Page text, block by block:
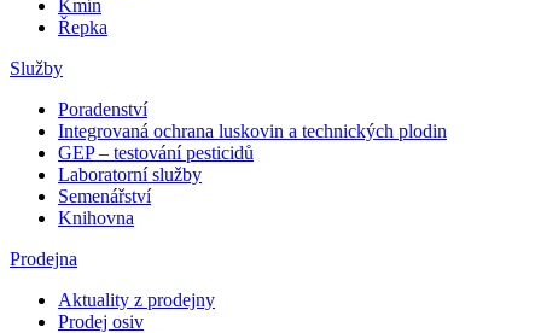
Kmín
Řepka
Služby
Poradenství
Integrovaná ochrana luskovin a technických plodin
GEP – testování pesticidů
Laboratorní služby
Semenářství
Knihovna
Prodejna
Aktuality z prodejny
Prodej osiv